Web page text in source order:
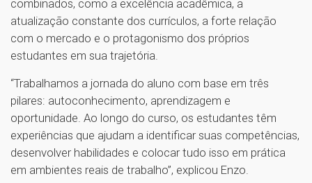
combinados, como a excelência acadêmica, a
atualização constante dos currículos, a forte relação
com o mercado e o protagonismo dos próprios
estudantes em sua trajetória.
“Trabalhamos a jornada do aluno com base em três
pilares: autoconhecimento, aprendizagem e
oportunidade. Ao longo do curso, os estudantes têm
experiências que ajudam a identificar suas competências,
desenvolver habilidades e colocar tudo isso em prática
em ambientes reais de trabalho”, explicou Enzo.